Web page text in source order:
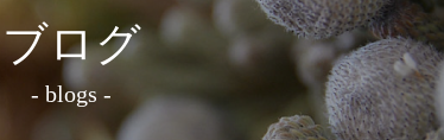
ブログ
- blogs -